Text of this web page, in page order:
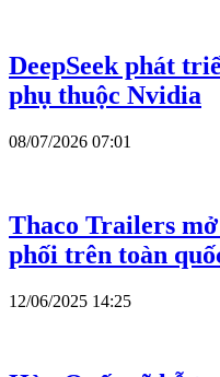
DeepSeek phát
phụ thuộc Nvidia
08/07/2026 07:01
Thaco Trailers
phối trên toàn
12/06/2025 14:25